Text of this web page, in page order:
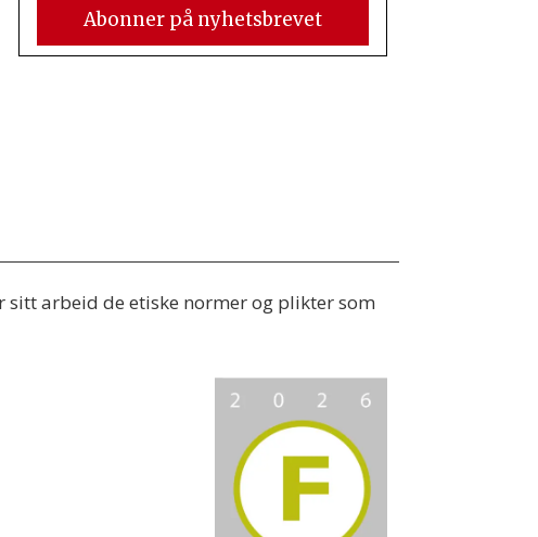
arbeid de etiske normer og plikter som